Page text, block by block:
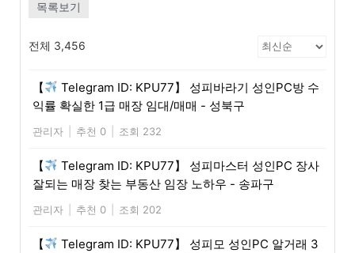
목록보기
전체 3,456
【
Telegram ID: KPU77】 성피바라기 성인PC방 수
익률 확실한 1급 매장 임대/매매 - 성북구
관리자 추천 0 조회 232
【
Telegram ID: KPU77】 성피마스터 성인PC 장사
잘되는 매장 찾는 부동산 임장 노하우 - 송파구
관리자 추천 0 조회 202
【
Telegram ID: KPU77】 성피모 성인PC 알거래 3